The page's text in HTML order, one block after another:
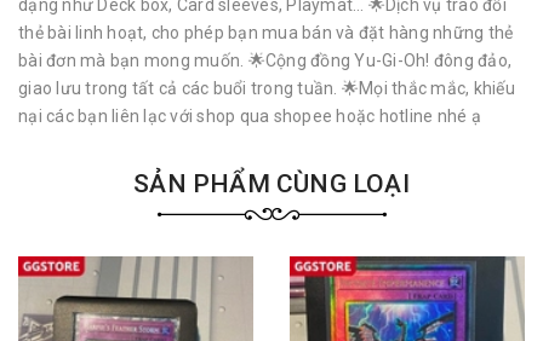
dạng như Deck box, Card sleeves, Playmat… 🌟Dịch vụ trao đổi
thẻ bài linh hoạt, cho phép bạn mua bán và đặt hàng những thẻ
bài đơn mà bạn mong muốn. 🌟Cộng đồng Yu-Gi-Oh! đông đảo,
giao lưu trong tất cả các buổi trong tuần. 🌟Mọi thắc mắc, khiếu
nại các bạn liên lạc với shop qua shopee hoặc hotline nhé ạ
SẢN PHẨM CÙNG LOẠI